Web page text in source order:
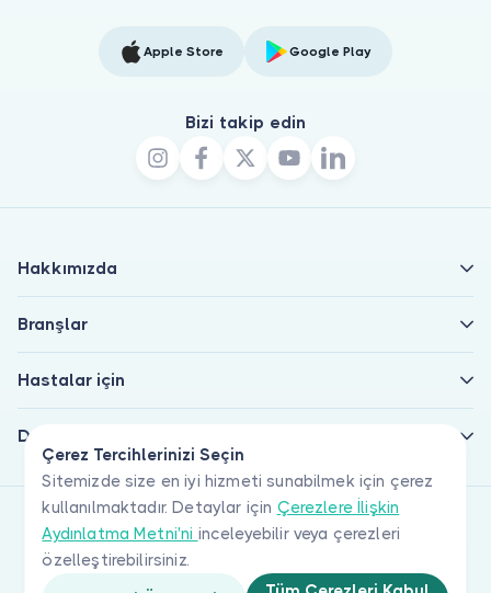
Çerez Tercihlerinizi Seçin
Sitemizde size en iyi hizmeti sunabilmek için çerez
kullanılmaktadır. Detaylar için Çerezlere İlişkin
Aydınlatma Metni'ni inceleyebilir veya çerezleri
özelleştirebilirsiniz.
Apple Store Google Play
Bizi takip edin
Hakkımızda
Branşlar
Hastalar için
Doktorlar için